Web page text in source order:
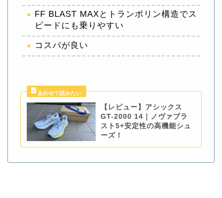
FF BLAST MAXとトランポリン構造でス
ピードにも乗りやすい
コスパが良い
【レビュー】アシックス
GT-2000 14｜ノヴァブラ
スト5+安定性の高機能シュ
ーズ！